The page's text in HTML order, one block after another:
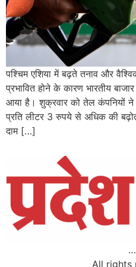
पश्चिम एशिया में बढ़ते तनाव और
प्रभावित होने के कारण भारतीय
आया है। शुक्रवार को तेल कंपनियों
प्रति लीटर 3 रुपये से अधिक की
दाम […]
All rights